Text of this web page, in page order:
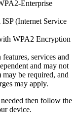
Enterprise
(Internet Service
WPA2 Encryption
services and
and may not
be required, and
may apply.
then follow the
device.